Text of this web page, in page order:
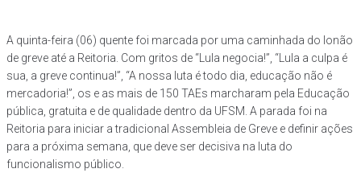
A quinta-feira (06) quente foi marcada por uma caminhada do lonão
de greve até a Reitoria. Com gritos de “Lula negocia!”, “Lula a culpa é
sua, a greve continua!”, “A nossa luta é todo dia, educação não é
mercadoria!”, os e as mais de 150 TAEs marcharam pela Educação
pública, gratuita e de qualidade dentro da UFSM. A parada foi na
Reitoria para iniciar a tradicional Assembleia de Greve e definir ações
para a próxima semana, que deve ser decisiva na luta do
funcionalismo público.